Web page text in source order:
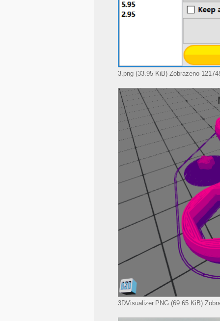
3.png (33.95 KiB) Zobrazeno
3DVisualizer.PNG (69.65 KiB)